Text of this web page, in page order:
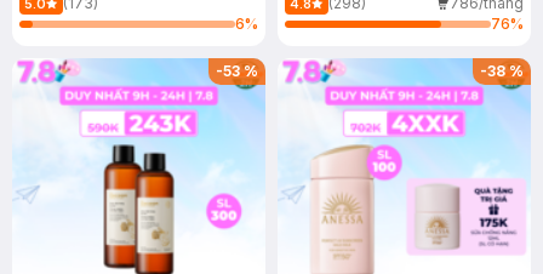
5.0
6%
4.8
76%
-53% -38%